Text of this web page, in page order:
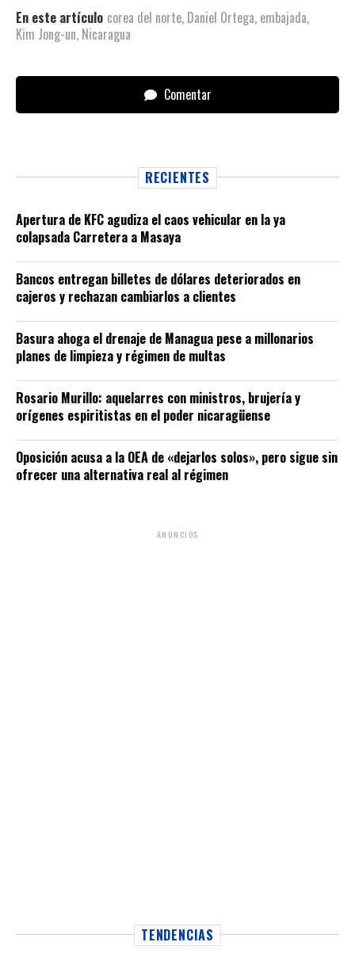
En este artículo corea del norte, Daniel Ortega, embajada,
Kim Jong-un, Nicaragua
Comentar
RECIENTES
Apertura de KFC agudiza el caos vehicular en la ya
colapsada Carretera a Masaya
Bancos entregan billetes de dólares deteriorados en
cajeros y rechazan cambiarlos a clientes
Basura ahoga el drenaje de Managua pese a millonarios
planes de limpieza y régimen de multas
Rosario Murillo: aquelarres con ministros, brujería y
orígenes espiritistas en el poder nicaragüense
Oposición acusa a la OEA de «dejarlos solos», pero sigue sin
ofrecer una alternativa real al régimen
ANUNCIOS
TENDENCIAS